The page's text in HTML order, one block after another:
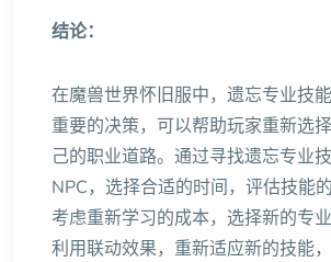
结论：
在魔兽世界怀旧服中，遗忘专业技
重要的决策，可以帮助玩家重新选
己的职业道路。通过寻找遗忘专业
NPC，选择合适的时间，评估技能的
考虑重新学习的成本，选择新的专业
利用联动效果，重新适应新的技能